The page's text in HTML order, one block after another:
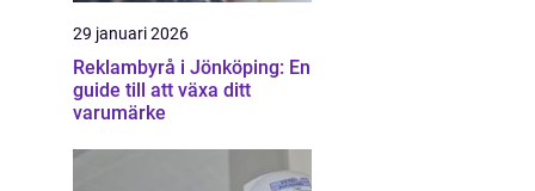
29 januari 2026
Reklambyrå i Jönköping: En
guide till att växa ditt
varumärke